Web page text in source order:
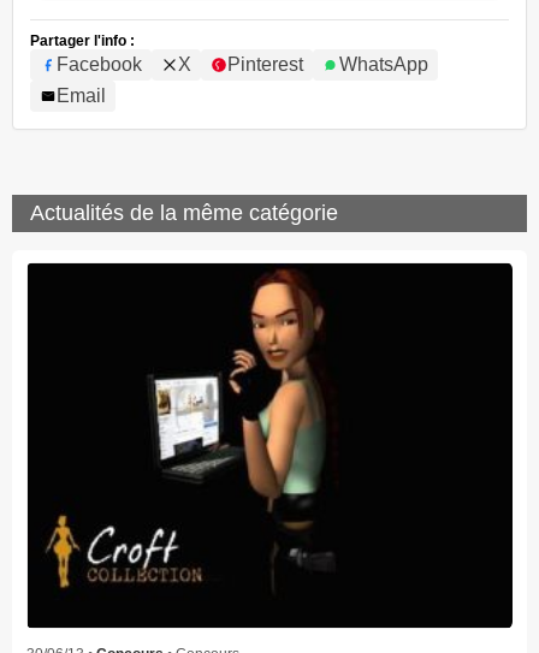
Partager l'info :
Facebook X Pinterest
WhatsApp
Email
Actualités de la même catégorie